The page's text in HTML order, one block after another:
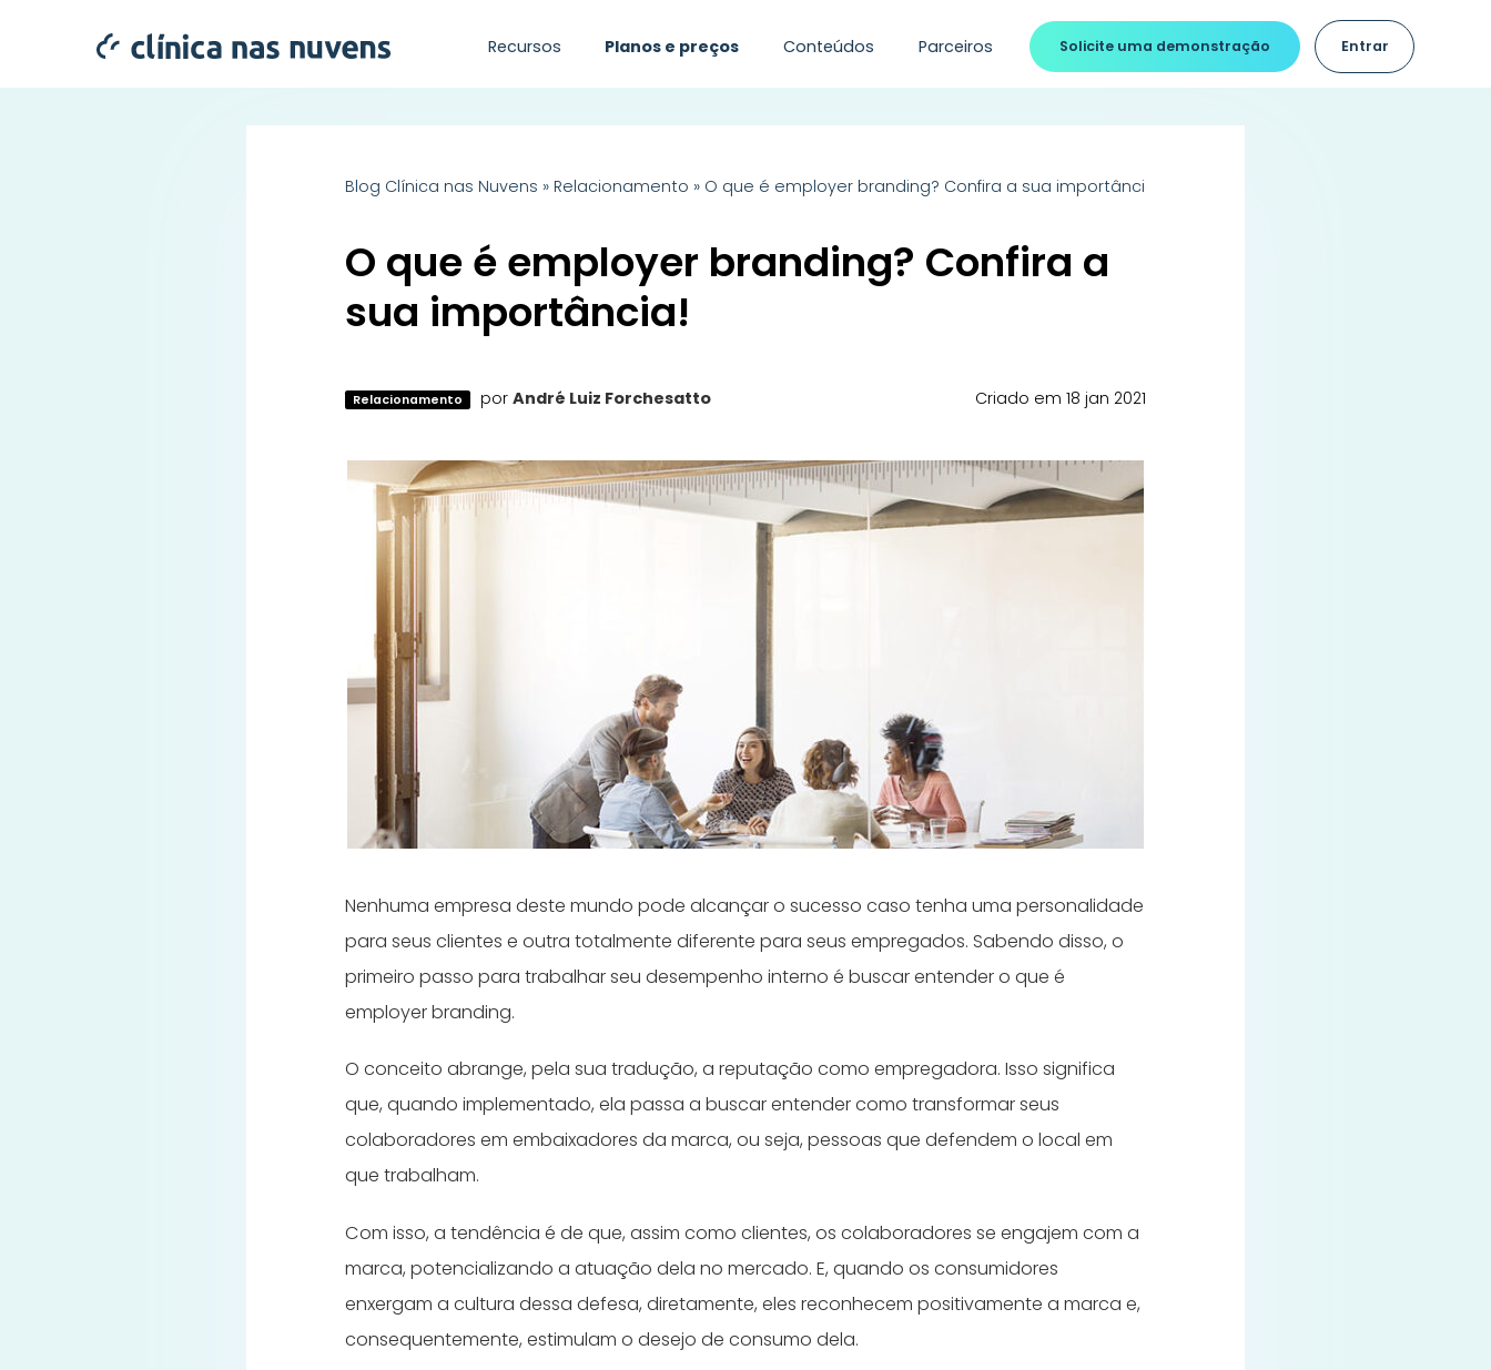
Recursos Planos e preços Conteúdos Parceiros Solicite uma demonstração Entrar
Blog Clínica nas Nuvens » Relacionamento » O que é employer branding? Confira a sua importância!
O que é employer branding? Confira a
sua importância!
Relacionamento por André Luiz Forchesatto Criado em 18 jan 2021
Nenhuma empresa deste mundo pode alcançar o sucesso caso tenha uma personalidade
para seus clientes e outra totalmente diferente para seus empregados. Sabendo disso, o
primeiro passo para trabalhar seu desempenho interno é buscar entender o que é
employer branding.
O conceito abrange, pela sua tradução, a reputação como empregadora. Isso significa
que, quando implementado, ela passa a buscar entender como transformar seus
colaboradores em embaixadores da marca, ou seja, pessoas que defendem o local em
que trabalham.
Com isso, a tendência é de que, assim como clientes, os colaboradores se engajem com a
marca, potencializando a atuação dela no mercado. E, quando os consumidores
enxergam a cultura dessa defesa, diretamente, eles reconhecem positivamente a marca e,
consequentemente, estimulam o desejo de consumo dela.